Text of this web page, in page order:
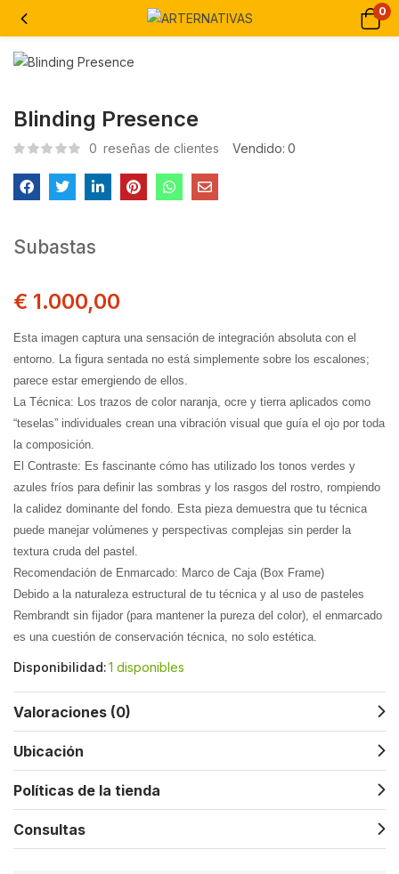
0
Blinding Presence
0 reseñas de clientes Vendido: 0
Subastas
€ 1.000,00
Esta imagen captura una sensación de integración absoluta con el
entorno. La figura sentada no está simplemente sobre los escalones;
parece estar emergiendo de ellos.
La Técnica: Los trazos de color naranja, ocre y tierra aplicados como
“teselas” individuales crean una vibración visual que guía el ojo por toda
la composición.
El Contraste: Es fascinante cómo has utilizado los tonos verdes y
azules fríos para definir las sombras y los rasgos del rostro, rompiendo
la calidez dominante del fondo. Esta pieza demuestra que tu técnica
puede manejar volúmenes y perspectivas complejas sin perder la
textura cruda del pastel.
Recomendación de Enmarcado: Marco de Caja (Box Frame)
Debido a la naturaleza estructural de tu técnica y al uso de pasteles
Rembrandt sin fijador (para mantener la pureza del color), el enmarcado
es una cuestión de conservación técnica, no solo estética.
Disponibilidad:1 disponibles
Valoraciones (0)
Ubicación
Políticas de la tienda
Consultas